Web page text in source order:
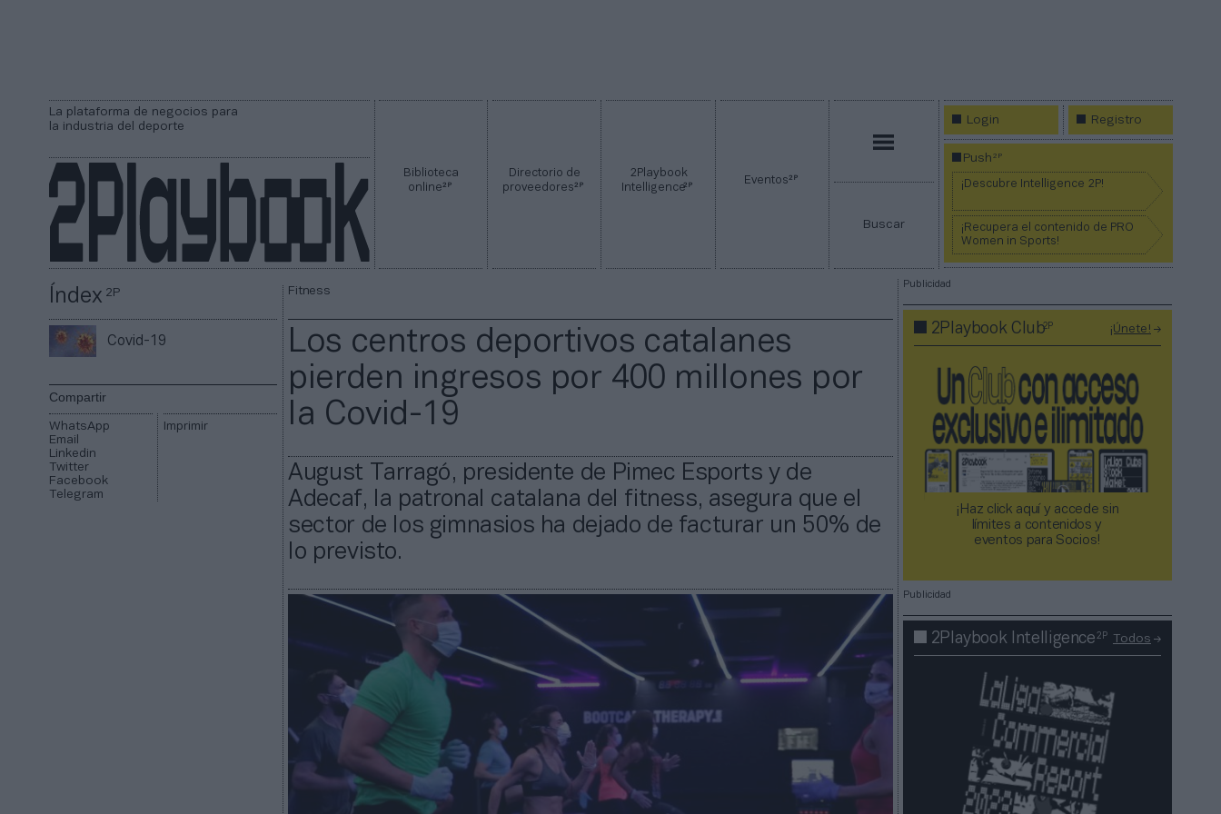
La plataforma de negocios para
la industria del deporte
Biblioteca
online2P
Directorio de
proveedores2P
2Playbook
Intelligence2P Eventos2P
Buscar
Login Registro
Push2P
¡Descubre Intelligence 2P!
¡Recupera el contenido de PRO
Women in Sports!
Índex2P
Covid-19
Compartir
WhatsApp
Email
Linkedin
Twitter
Facebook
Telegram
Imprimir
Fitness
Los centros deportivos catalanes
pierden ingresos por 400 millones por
la Covid-19
August Tarragó, presidente de Pimec Esports y de
Adecaf, la patronal catalana del fitness, asegura que el
sector de los gimnasios ha dejado de facturar un 50% de
lo previsto.
Publicidad
2Playbook Club2P ¡Únete!
¡Haz click aquí y accede sin
límites a contenidos y
eventos para Socios!​​​​​​​
Publicidad
2Playbook Intelligence2P Todos